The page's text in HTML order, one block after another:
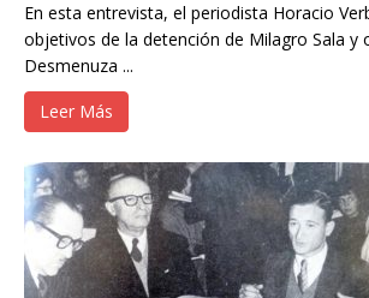
En esta entrevista, el periodista Horacio
objetivos de la detención de Milagro Sala y
Desmenuza ...
Leer Más